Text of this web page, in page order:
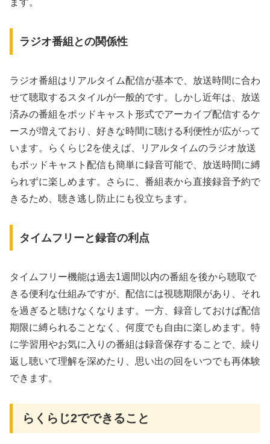
ます。
ラジオ番組との関係性
ラジオ番組はリアルタイム配信が基本で、放送時間に合わ
せて聴取するスタイルが一般的です。しかし近年は、放送
済みの番組をポッドキャスト形式でアーカイブ配信するケ
ースが増えており、好きな時間に聴ける利便性が広がって
います。らくらじ2を使えば、リアルタイムのラジオ放送
もポッドキャスト配信も簡単に録音可能で、放送時間に縛
られずに楽しめます。さらに、番組表から直接録音予約で
きるため、聴き逃し防止にも役立ちます。
タイムフリーと録音の利点
タイムフリー機能は過去1週間以内の番組を後から聴取で
きる便利な仕組みですが、配信には視聴期限があり、それ
を過ぎると聴けなくなります。一方、録音しておけば配信
期限に縛られることなく、何度でも自由に楽しめます。特
に学習用やお気に入りの番組は録音保存することで、繰り
返し聴いて理解を深めたり、思い出の回をいつでも再体験
できます。
らくらじ2でできること